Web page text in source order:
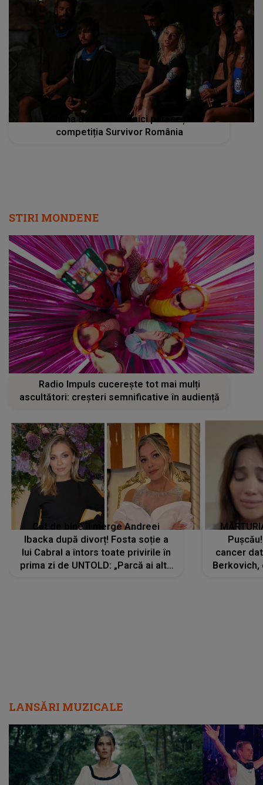
Romina de la Războinici părăsește
competiția Survivor România
STIRI MONDENE
Radio Impuls cucerește tot mai mulți
ascultători: creșteri semnificative în audiență
Cât de bine îi merge Andreei
Ibacka după divorț! Fosta soție a
lui Cabral a întors toate privirile în
prima zi de UNTOLD: „Parcă ai altă
cancer
Berkovich,
LANSĂRI MUZICALE